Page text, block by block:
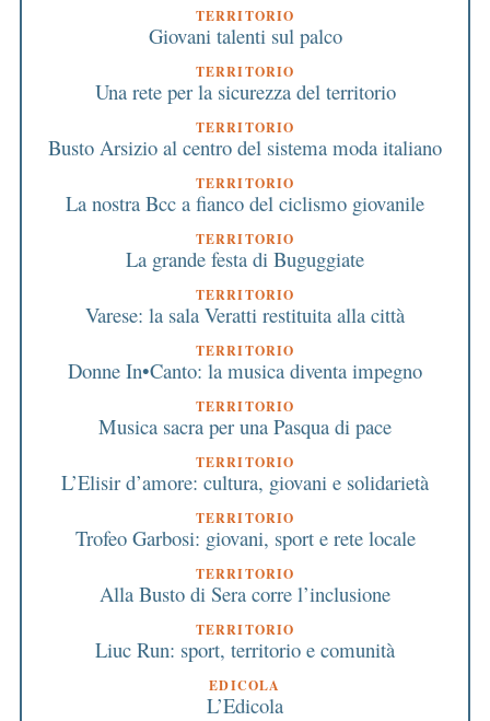
TERRITORIO
Giovani talenti sul palco
TERRITORIO
Una rete per la sicurezza del territorio
TERRITORIO
Busto Arsizio al centro del sistema moda italiano
TERRITORIO
La nostra Bcc a fianco del ciclismo giovanile
TERRITORIO
La grande festa di Buguggiate
TERRITORIO
Varese: la sala Veratti restituita alla città
TERRITORIO
Donne In•Canto: la musica diventa impegno
TERRITORIO
Musica sacra per una Pasqua di pace
TERRITORIO
L’Elisir d’amore: cultura, giovani e solidarietà
TERRITORIO
Trofeo Garbosi: giovani, sport e rete locale
TERRITORIO
Alla Busto di Sera corre l’inclusione
TERRITORIO
Liuc Run: sport, territorio e comunità
EDICOLA
L’Edicola